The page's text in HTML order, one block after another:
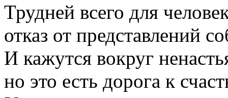
Трудней всего для
отказ от представлений
И кажутся вокруг
но это есть дорога к